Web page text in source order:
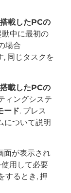
載したPCの
動中に最初の
場合
同じタスクを
載したPCの
ィングシステ
ード. プレス
について説明
面が表示され
用して必要
するとき, 押